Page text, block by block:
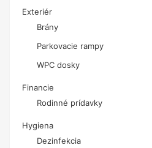
Exteriér
Brány
Parkovacie rampy
WPC dosky
Financie
Rodinné prídavky
Hygiena
Dezinfekcia